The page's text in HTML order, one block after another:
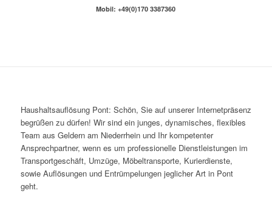
Mobil: +49(0)170 3387360
Haushaltsauflösung Pont: Schön, Sie auf unserer Internetpräsenz
begrüßen zu dürfen! Wir sind ein junges, dynamisches, flexibles
Team aus Geldern am Niederrhein und Ihr kompetenter
Ansprechpartner, wenn es um professionelle Dienstleistungen im
Transportgeschäft, Umzüge, Möbeltransporte, Kurierdienste,
sowie Auflösungen und Entrümpelungen jeglicher Art in Pont
geht.